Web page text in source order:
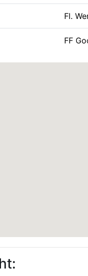
Fl.
FF